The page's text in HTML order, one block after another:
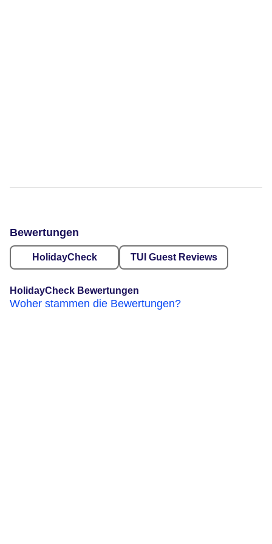
Bewertungen
HolidayCheck TUI Guest Reviews
HolidayCheck Bewertungen
Woher stammen die Bewertungen?